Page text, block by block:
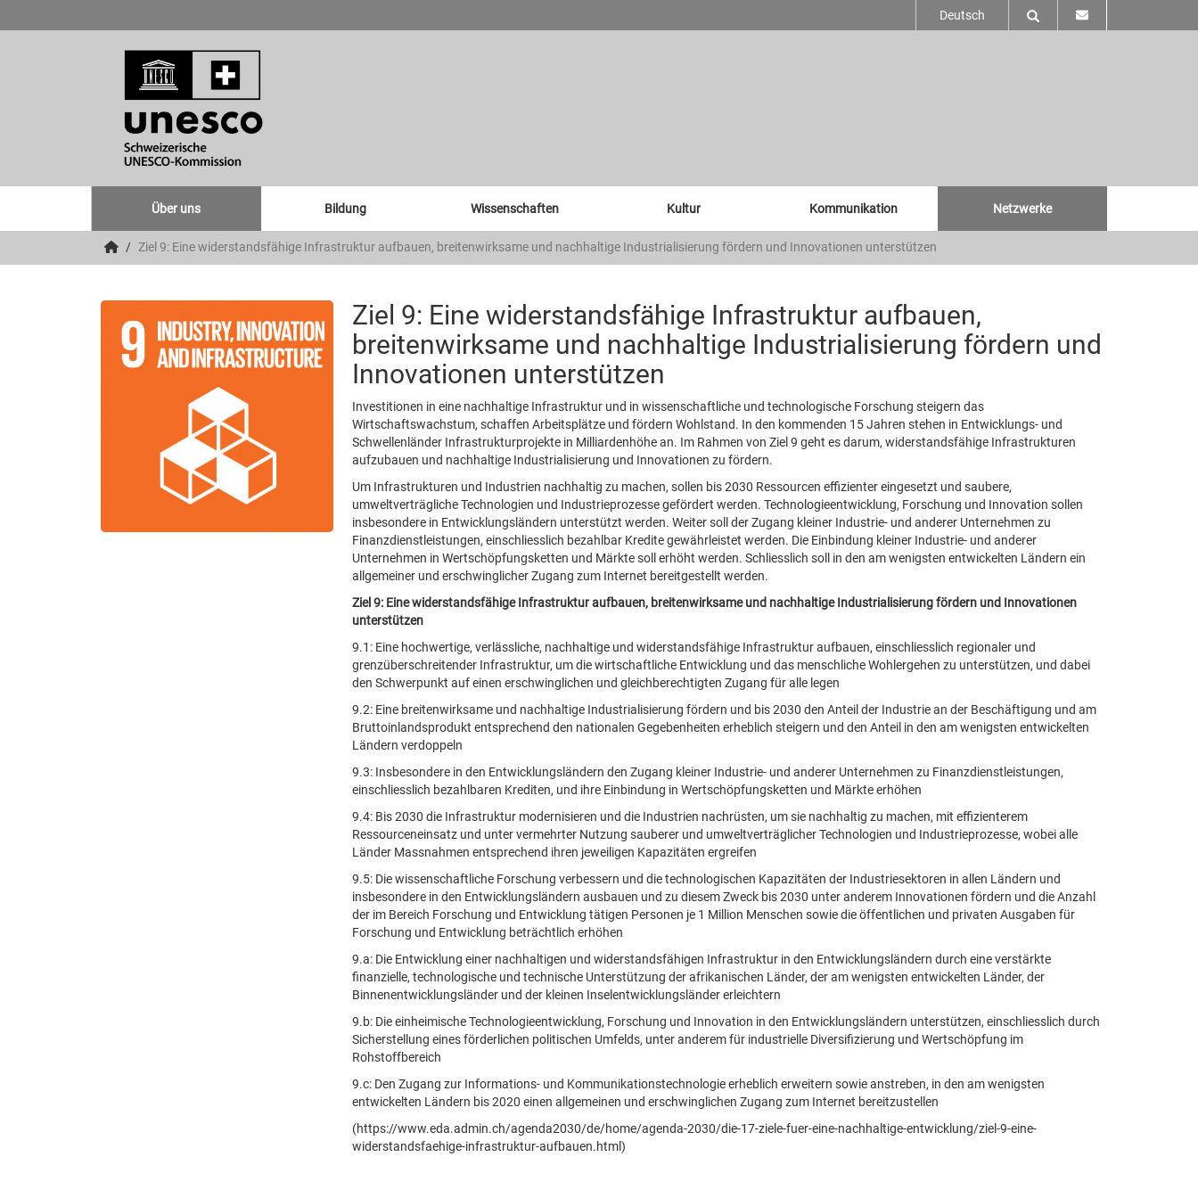
Deutsch
Über uns Bildung Wissenschaften Kultur Kommunikation Netzwerke
Ziel 9: Eine widerstandsfähige Infrastruktur aufbauen, breitenwirksame und nachhaltige Industrialisierung fördern und Innovationen unterstützen
Ziel 9: Eine widerstandsfähige Infrastruktur aufbauen,
breitenwirksame und nachhaltige Industrialisierung fördern und
Innovationen unterstützen
Investitionen in eine nachhaltige Infrastruktur und in wissenschaftliche und technologische Forschung steigern das
Wirtschaftswachstum, schaffen Arbeitsplätze und fördern Wohlstand. In den kommenden 15 Jahren stehen in Entwicklungs- und
Schwellenländer Infrastrukturprojekte in Milliardenhöhe an. Im Rahmen von Ziel 9 geht es darum, widerstandsfähige Infrastrukturen
aufzubauen und nachhaltige Industrialisierung und Innovationen zu fördern.
Um Infrastrukturen und Industrien nachhaltig zu machen, sollen bis 2030 Ressourcen effizienter eingesetzt und saubere,
umweltverträgliche Technologien und Industrieprozesse gefördert werden. Technologieentwicklung, Forschung und Innovation sollen
insbesondere in Entwicklungsländern unterstützt werden. Weiter soll der Zugang kleiner Industrie- und anderer Unternehmen zu
Finanzdienstleistungen, einschliesslich bezahlbar Kredite gewährleistet werden. Die Einbindung kleiner Industrie- und anderer
Unternehmen in Wertschöpfungsketten und Märkte soll erhöht werden. Schliesslich soll in den am wenigsten entwickelten Ländern ein
allgemeiner und erschwinglicher Zugang zum Internet bereitgestellt werden.
Ziel 9: Eine widerstandsfähige Infrastruktur aufbauen, breitenwirksame und nachhaltige Industrialisierung fördern und Innovationen
unterstützen
9.1: Eine hochwertige, verlässliche, nachhaltige und widerstandsfähige Infrastruktur aufbauen, einschliesslich regionaler und
grenzüberschreitender Infrastruktur, um die wirtschaftliche Entwicklung und das menschliche Wohlergehen zu unterstützen, und dabei
den Schwerpunkt auf einen erschwinglichen und gleichberechtigten Zugang für alle legen
9.2: Eine breitenwirksame und nachhaltige Industrialisierung fördern und bis 2030 den Anteil der Industrie an der Beschäftigung und am
Bruttoinlandsprodukt entsprechend den nationalen Gegebenheiten erheblich steigern und den Anteil in den am wenigsten entwickelten
Ländern verdoppeln
9.3: Insbesondere in den Entwicklungsländern den Zugang kleiner Industrie- und anderer Unternehmen zu Finanzdienstleistungen,
einschliesslich bezahlbaren Krediten, und ihre Einbindung in Wertschöpfungsketten und Märkte erhöhen
9.4: Bis 2030 die Infrastruktur modernisieren und die Industrien nachrüsten, um sie nachhaltig zu machen, mit effizienterem
Ressourceneinsatz und unter vermehrter Nutzung sauberer und umweltverträglicher Technologien und Industrieprozesse, wobei alle
Länder Massnahmen entsprechend ihren jeweiligen Kapazitäten ergreifen
9.5: Die wissenschaftliche Forschung verbessern und die technologischen Kapazitäten der Industriesektoren in allen Ländern und
insbesondere in den Entwicklungsländern ausbauen und zu diesem Zweck bis 2030 unter anderem Innovationen fördern und die Anzahl
der im Bereich Forschung und Entwicklung tätigen Personen je 1 Million Menschen sowie die öffentlichen und privaten Ausgaben für
Forschung und Entwicklung beträchtlich erhöhen
9.a: Die Entwicklung einer nachhaltigen und widerstandsfähigen Infrastruktur in den Entwicklungsländern durch eine verstärkte
finanzielle, technologische und technische Unterstützung der afrikanischen Länder, der am wenigsten entwickelten Länder, der
Binnenentwicklungsländer und der kleinen Inselentwicklungsländer erleichtern
9.b: Die einheimische Technologieentwicklung, Forschung und Innovation in den Entwicklungsländern unterstützen, einschliesslich durch
Sicherstellung eines förderlichen politischen Umfelds, unter anderem für industrielle Diversifizierung und Wertschöpfung im
Rohstoffbereich
9.c: Den Zugang zur Informations- und Kommunikationstechnologie erheblich erweitern sowie anstreben, in den am wenigsten
entwickelten Ländern bis 2020 einen allgemeinen und erschwinglichen Zugang zum Internet bereitzustellen
(https://www.eda.admin.ch/agenda2030/de/home/agenda-2030/die-17-ziele-fuer-eine-nachhaltige-entwicklung/ziel-9-eine-
widerstandsfaehige-infrastruktur-aufbauen.html)